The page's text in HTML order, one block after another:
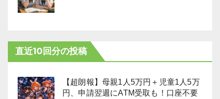
直近10回分の投稿
【超朗報】母親1人5万円＋児童1人5万
円、申請翌週にATM受取も！口座不要